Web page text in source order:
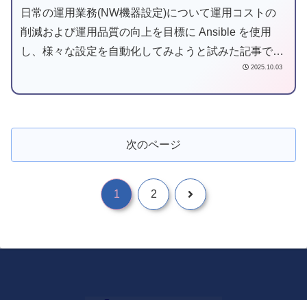
日常の運用業務(NW機器設定)について運用コストの
削減および運用品質の向上を目標に Ansible を使用
し、様々な設定を自動化してみようと試みた記事で
2025.10.03
次のページ
1 2